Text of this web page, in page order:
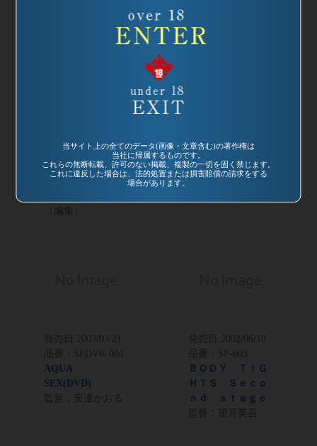
当サイト上の全てのデータ(画像・文章含む)の著作権は
当社に帰属するものです。
これらの無断転載、許可のない掲載、複製の一切を固く禁じます。
これに違反した場合は、法的処置または損害賠償の請求をする
場合があります。
海Ｈ ＡＱＵＡ
ＳＥＸ ＳＰＥＣ
ＩＡＬ
ＡＱＵＡ ＳＥＸ
監督：安達かおる
発売日: 2003/03/21
品番：SPDVR-004
AQUA
SEX(DVD)
監督：安達かおる
発売日: 2002/06/18
品番：SP-603
ＢＯＤＹ ＴＩＧ
ＨＴＳ Ｓｅｃｏ
ｎｄ ｓｔａｇｅ
監督：望月英吾